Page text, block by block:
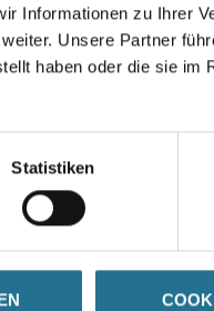
Informationen zu Ihrer
Unsere Partner
haben oder die sie im
StatistikenIST
und lassen Sie sich